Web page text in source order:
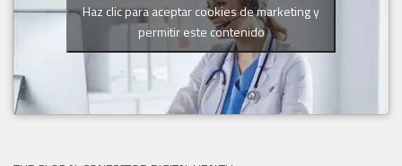
Haz clic para aceptar cookies de marketing y
permitir este contenido